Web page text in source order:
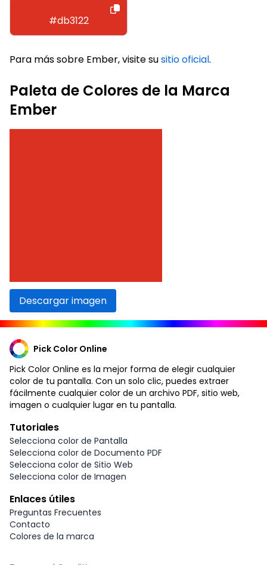
#db3122
Para más sobre Ember, visite susitio oficial.
Paleta de Colores de la Marca
Ember
Descargar imagen
Pick Color Online
Pick Color Online es la mejor forma de elegir cualquier
color de tu pantalla. Con un solo clic, puedes extraer
fácilmente cualquier color de un archivo PDF, sitio web,
imagen o cualquier lugar en tu pantalla.
Tutoriales
Selecciona color de Pantalla
Selecciona color de Documento PDF
Selecciona color de Sitio Web
Selecciona color de Imagen
Enlaces útiles
Preguntas Frecuentes
Contacto
Colores de la marca